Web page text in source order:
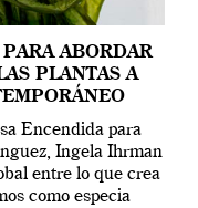
PARA ABORDAR
PLANTAS A
Encendida para
Ingela Ihrman
entre lo que crea
como especia